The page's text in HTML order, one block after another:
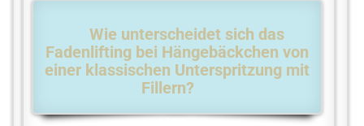
Wie unterscheidet sich das
Fadenlifting bei Hängebäckchen von
einer klassischen Unterspritzung mit
Fillern?